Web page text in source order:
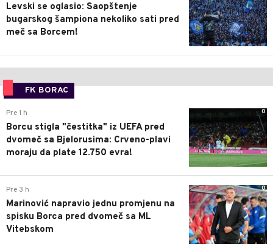
Levski se oglasio: Saopštenje
bugarskog šampiona nekoliko sati pred
meč sa Borcem!
FK BORAC
0
Pre 1 h
Borcu stigla "čestitka" iz UEFA pred
dvomeč sa Bjelorusima: Crveno-plavi
moraju da plate 12.750 evra!
0
Pre 3 h
Marinović napravio jednu promjenu na
spisku Borca pred dvomeč sa ML
Vitebskom